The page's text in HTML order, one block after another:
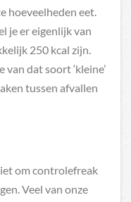
hoeveelheden eet.
je er eigenlijk van
250 kcal zijn.
dat soort ‘kleine’
tussen afvallen
om controlefreak
Veel van onze